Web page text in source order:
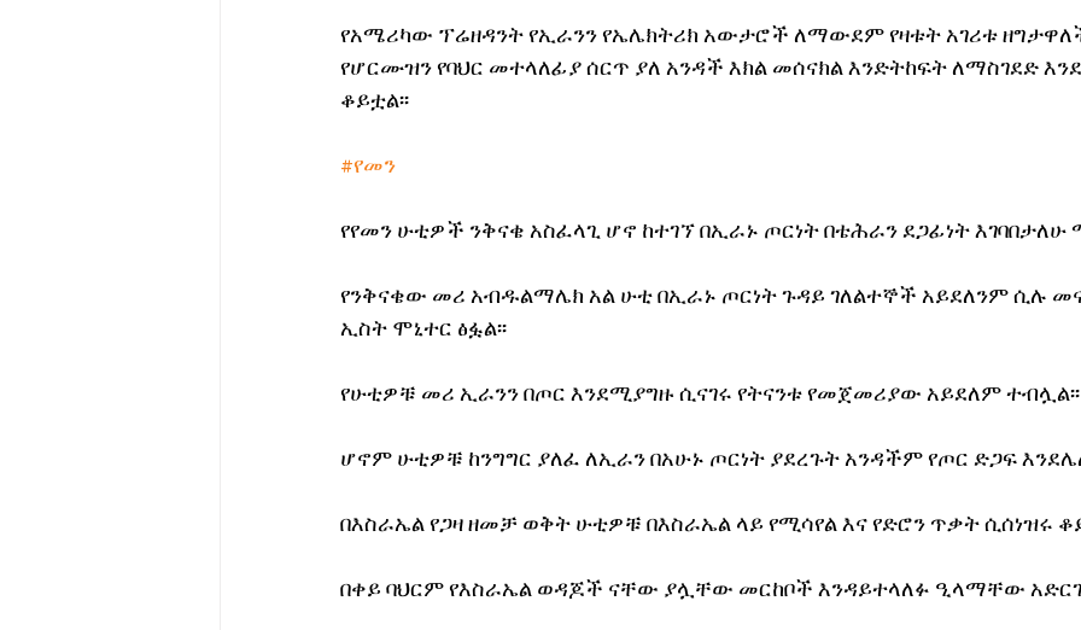
የአሜሪካው ፕሬዘዳንት የኢራንን የኤሌክትሪክ አውታሮች ለማውደም የዛቱት አገሪቱ
የሆርሙዝን የባህር መተላለፊያ ሰርጥ ያለ አንዳች እክል መሰናክል እንድትከፍት ለማስገደድ
ቆይቷል፡፡
#የመን
የየመን ሁቲዎች ንቅናቄ አስፈላጊ ሆኖ ከተገኘ በኢራኑ ጦርነት በቴሕራን ደጋፊነት እገባበታለሁ
የንቅናቄው መሪ አብዱልማሌክ አል ሁቲ በኢራኑ ጦርነት ጉዳይ ገለልተኞች አይደለንም ሲሉ
ኢስት ሞኒተር ፅፏል፡፡
የሁቲዎቹ መሪ ኢራንን በጦር እንደሚያግዙ ሲናገሩ የትናንቱ የመጀመሪያው አይደለም ተብሏል፡፡
ሆኖም ሁቲዎቹ ከንግግር ያለፈ ለኢራን በአሁኑ ጦርነት ያደረጉት አንዳችም የጦር ድጋፍ
በእስራኤል የጋዛ ዘመቻ ወቅት ሁቲዎቹ በእስራኤል ላይ የሚሳየል እና የድሮን ጥቃት ሲሰነዝሩ
በቀይ ባህርም የእስራኤል ወዳጆች ናቸው ያሏቸው መርከቦች እንዳይተላለፉ ዒላማቸው